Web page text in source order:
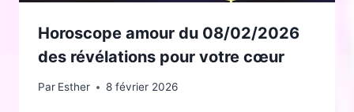
Horoscope amour du 08/02/2026
des révélations pour votre cœur
Par Esther 8 février 2026